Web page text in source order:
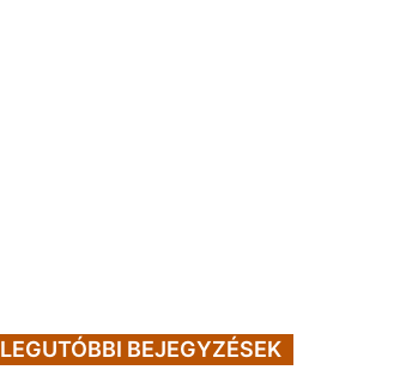
LEGUTÓBBI BEJEGYZÉSEK